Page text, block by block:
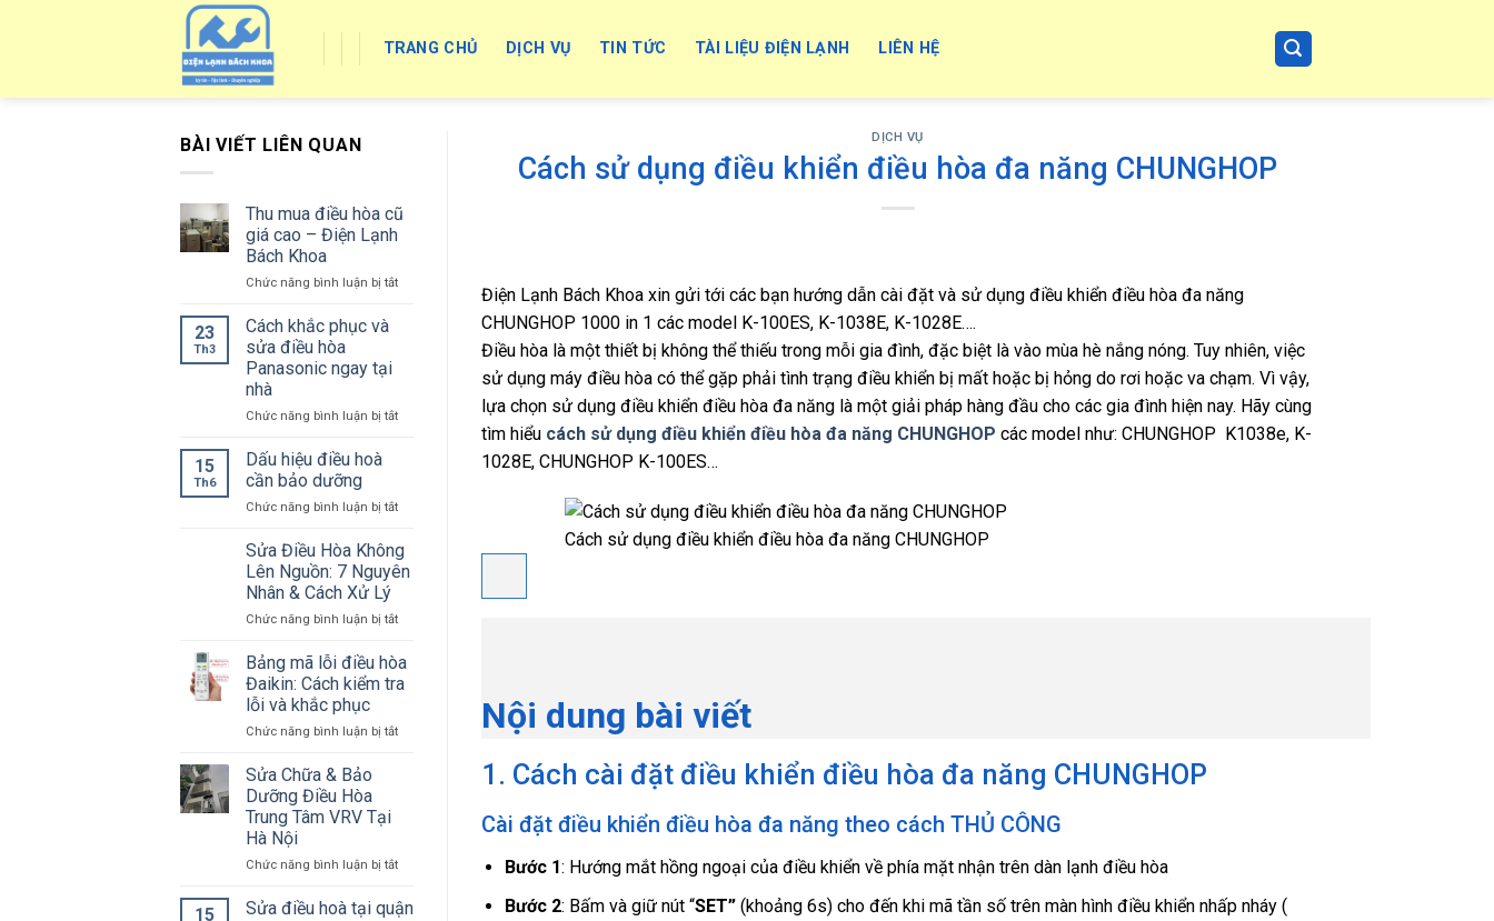
TRANG CHỦ DỊCH VỤ TIN TỨC TÀI LIỆU ĐIỆN LẠNH LIÊN HỆ
BÀI VIẾT LIÊN QUAN
Thu mua điều hòa cũ
giá cao – Điện Lạnh
Bách Khoa
Chức năng bình luận bị tắtở
cao
Khoa
23
Th3
Cách khắc phục và
sửa điều hòa
Panasonic ngay tại
nhà
Chức năng bình luận bị tắtở
sửa
hòa
Panasonic
nhà
15
Th6
Dấu hiệu điều hoà
cần bảo dưỡng
Chức năng bình luận bị tắtở
điều
hoà
bảo
Sửa Điều Hòa Không
Lên Nguồn: 7 Nguyên
Nhân & Cách Xử Lý
Chức năng bình luận bị tắtở
Không
Nguồn:
Lý
Bảng mã lỗi điều hòa
Đaikin: Cách kiểm tra
lỗi và khắc phục
Chức năng bình luận bị tắtở
Cách
tra
Sửa Chữa & Bảo
Dưỡng Điều Hòa
Trung Tâm VRV Tại
Hà Nội
Chức năng bình luận bị tắtở
Chữa
15
Sửa điều hoà tại quận
DỊCH VỤ
Cách sử dụng điều khiển điều hòa đa năng CHUNGHOP
Điện Lạnh Bách Khoa xin gửi tới các bạn hướng dẫn cài đặt và sử dụng điều khiển điều hòa đa năng
CHUNGHOP 1000 in 1 các model K-100ES, K-1038E, K-1028E….
Điều hòa là một thiết bị không thể thiếu trong mỗi gia đình, đặc biệt là vào mùa hè nắng nóng. Tuy nhiên, việc
sử dụng máy điều hòa có thể gặp phải tình trạng điều khiển bị mất hoặc bị hỏng do rơi hoặc va chạm. Vì vậy,
lựa chọn sử dụng điều khiển điều hòa đa năng là một giải pháp hàng đầu cho các gia đình hiện nay. Hãy cùng
tìm hiểu cách sử dụng điều khiển điều hòa đa năng CHUNGHOP các model như: CHUNGHOP K1038e, K-
1028E, CHUNGHOP K-100ES…
Cách sử dụng điều khiển điều hòa đa năng CHUNGHOP
Nội dung bài viết
1. Cách cài đặt điều khiển điều hòa đa năng CHUNGHOP
Cài đặt điều khiển điều hòa đa năng theo cách THỦ CÔNG
Bước 1: Hướng mắt hồng ngoại của điều khiển về phía mặt nhận trên dàn lạnh điều hòa
Bước 2: Bấm và giữ nút “SET” (khoảng 6s) cho đến khi mã tần số trên màn hình điều khiển nhấp nháy (